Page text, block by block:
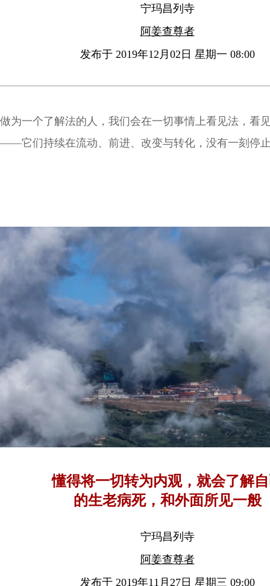
宁玛昌列寺
阿姜查尊者
发布于 2019年12月02日 星期一 08:00
做为一个了解法的人，我们会在一切事情上看见法，看
——它们持续在流动、前进、改变与转化，没有一刻停
懂得将一切转为内观，就会了解
的生老病死，和外面所见一般
宁玛昌列寺
阿姜查尊者
发布于 2019年11月27日 星期三 09:00